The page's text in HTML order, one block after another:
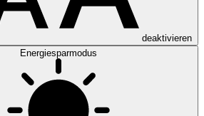
deaktivieren
Energiesparmodus